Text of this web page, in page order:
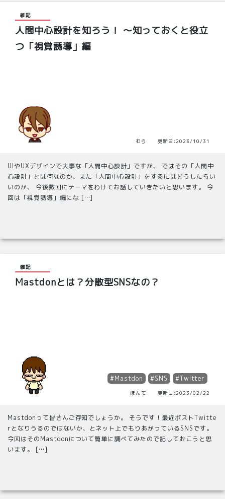
雑記
人間中心設計を知ろう！ ～知っておくと役立
つ「視覚誘導」編
わら 更新日:2023/10/31
UIやUXデザインで大事な「人間中心設計」ですが、 ではその「人間中
心設計」とは何なのか、また「人間中心設計」をするにはどうしたらい
いのか、 今後数回にテーマをわけてお話していきたいと思います。 今
回は「視覚誘導」編にな […]
雑記
Mastdonとは？分散型SNSなの？
#Mastdon #SNS #Twitter
ぽんて 更新日:2023/02/22
Mastdonって皆さんご存知でしょうか。 そうです！最近ポストTwitte
rとなりうるのではないか、とネット上でもりあがっているSNSです。
今回はそのMastdonについて簡単に調べてみたので記しておこうと思
います。 […]